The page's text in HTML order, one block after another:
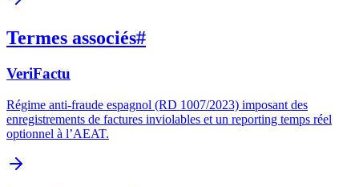
Termes associés#
VeriFactu
Régime anti-fraude espagnol (RD 1007/2023) imposant des
enregistrements de factures inviolables et un reporting temps réel
optionnel à l’AEAT.